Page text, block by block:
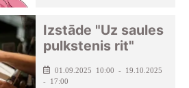
Izstāde "Uz saules
pulkstenis rit"
01.09.2025 10:00 - 19.10.2025
- 17:00